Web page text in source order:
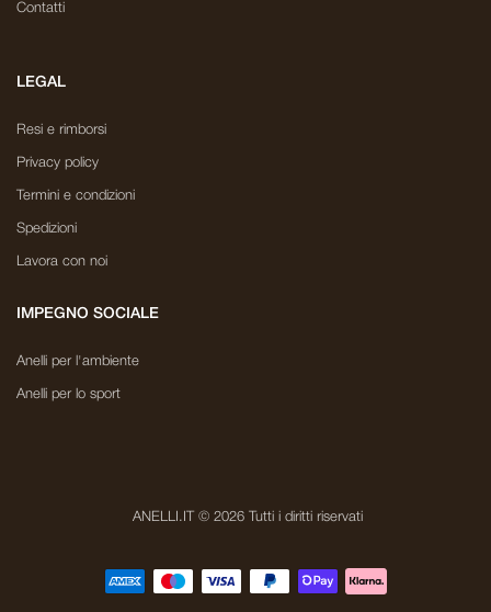
Contatti
LEGAL
Resi e rimborsi
Privacy policy
Termini e condizioni
Spedizioni
Lavora con noi
IMPEGNO SOCIALE
Anelli per l'ambiente
Anelli per lo sport
ANELLI.IT © 2026 Tutti i diritti riservati